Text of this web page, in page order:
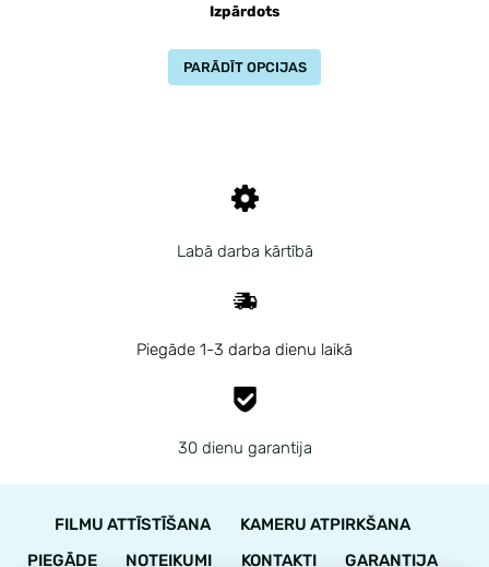
Labā darba kārtībā
Piegāde 1-3 darba dienu laikā
30 dienu garantija
Izpārdots
PARĀDĪT OPCIJAS
FILMU ATTĪSTĪŠANA
KAMERU ATPIRKŠANA
PIEGĀDE
NOTEIKUMI KONTAKTI GARANTIJA